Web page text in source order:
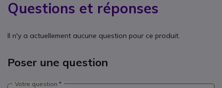
Questions et réponses
Il n'y a actuellement aucune question pour ce produit.
Poser une question
Votre question